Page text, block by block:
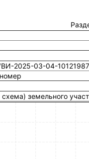
2025-03-04-10121987
земельного